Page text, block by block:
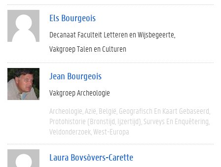
Els Bourgeois
Decanaat Faculteit Letteren en Wijsbegeerte
Vakgroep Talen en Culturen
Jean Bourgeois
Vakgroep Archeologie
Archeologie Azië België Geografisch En Kaart Gebaseerd
Protohistorie (bronstijd, Ijzertijd) Surveys En Enquêtering
Veldonderzoek West-Europa
Laura Bovsòvers-Carette